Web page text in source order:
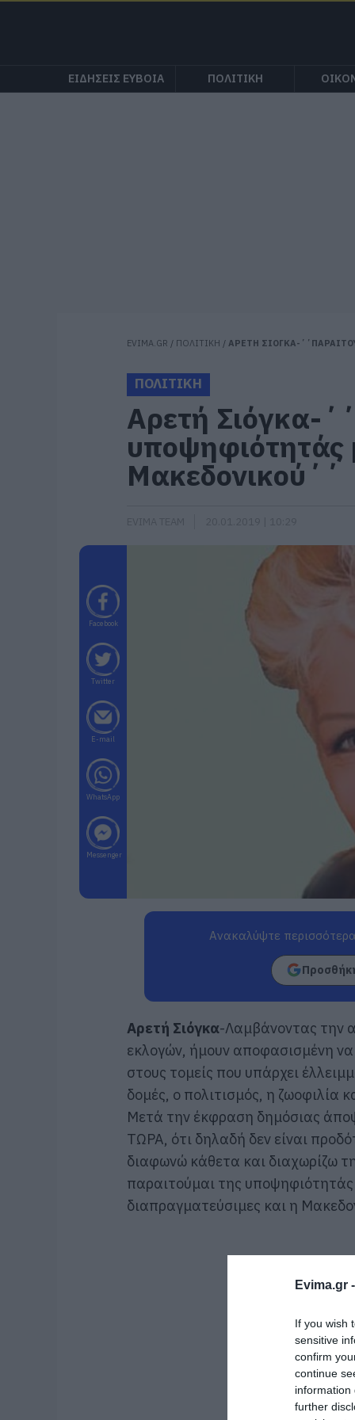
Evima.gr -
If you wish
sensitive
confirm
continue
information
further
ΕΙΔΗΣΕΙΣ ΕΥΒΟΙΑ ΠΟΛΙΤΙΚΗ
EVIMA.GR / ΠΟΛΙΤΙΚΗ / ΑΡΕΤΗ ΣΙΟΓΚΑ-
ΠΟΛΙΤΙΚΗ
Αρετή Σιόγκα-
υποψηφιότητάς
Μακεδονικού΄΄
Facebook
Twitter
E-mail
WhatsApp
Messenger
Ανακαλύψτε
Αρετή Σιόγκα-Λαμβάνοντας την
εκλογών, ήμουν αποφασισμένη
στους τομείς που υπάρχει
δομές, ο πολιτισμός, η ζωοφιλία
Μετά την έκφραση δημόσιας
ΤΩΡΑ, ότι δηλαδή δεν είναι
διαφωνώ κάθετα και διαχωρίζω
παραιτούμαι της υποψηφιότητάς
διαπραγματεύσιμες και η